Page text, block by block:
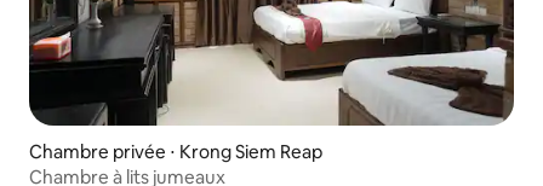
Chambre privée ⋅ Krong Siem Reap
Chambre à lits jumeaux